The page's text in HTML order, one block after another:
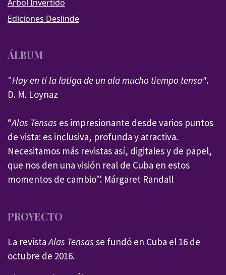
Árbol Invertido
Ediciones Deslinde
ÁLBUM
"Hay en ti la fatiga de un ala mucho tiempo tensa".
D. M. Loynaz
“Alas Tensas es impresionante desde varios puntos
de vista: es inclusiva, profunda y atractiva.
Necesitamos más revistas así, digitales y de papel,
que nos den una visión real de Cuba en estos
momentos de cambio”. Márgaret Randall
PROYECTO
La revistaAlas Tensas se fundó en Cuba el 16 de
octubre de 2016.